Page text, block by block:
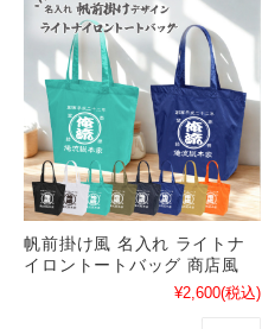
帆前掛け風 名入れ ライトナ
イロントートバッグ 商店風
¥2,600(税込)